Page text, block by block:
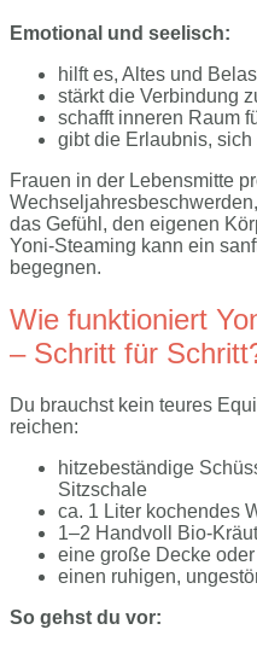
Emotional und seelisch:
hilft es, Altes und
stärkt die Verbindung
schafft inneren Raum
gibt die Erlaubnis,
Frauen in der Lebensmitte
das Gefühl, den eigenen
Yoni-Steaming kann ein
begegnen.
Wie funktioniert
– Schritt für
Du brauchst kein teures
reichen:
hitzebeständige
Sitzschale
ca. 1 Liter kochendes
1–2 Handvoll Bio-
eine große Decke
einen ruhigen,
So gehst du vor: